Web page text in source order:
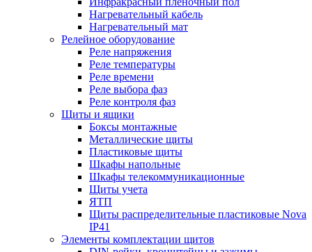
Нагревательный кабель
Нагревательный мат
Релейное оборудование
Реле напряжения
Реле температуры
Реле времени
Реле выбора фаз
Реле контроля фаз
Щиты и ящики
Боксы монтажные
Металлические щиты
Пластиковые щиты
Шкафы напольные
Шкафы телекоммуникационные
Щиты учета
ЯТП
Щиты распределительные пластиковые Nova
IP41
Элементы комплектации щитов